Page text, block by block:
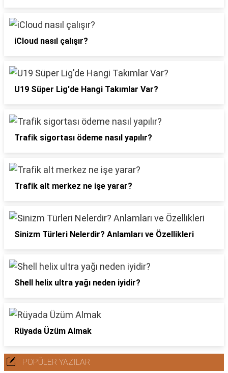
iCloud nasıl çalışır?
U19 Süper Lig'de Hangi Takımlar Var?
Trafik sigortası ödeme nasıl yapılır?
Trafik alt merkez ne işe yarar?
Sinizm Türleri Nelerdir? Anlamları ve Özellikleri
Shell helix ultra yağı neden iyidir?
Rüyada Üzüm Almak
POPÜLER YAZILAR